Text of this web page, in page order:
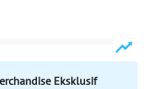
Eksklusif